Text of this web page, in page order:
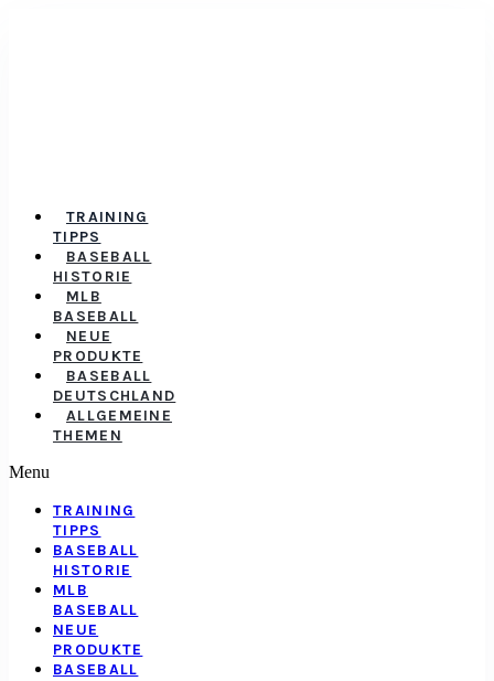
TRAINING
TIPPS
BASEBALL
HISTORIE
MLB
BASEBALL
NEUE
PRODUKTE
BASEBALL
DEUTSCHLAND
ALLGEMEINE
THEMEN
Menu
TRAINING
TIPPS
BASEBALL
HISTORIE
MLB
BASEBALL
NEUE
PRODUKTE
BASEBALL